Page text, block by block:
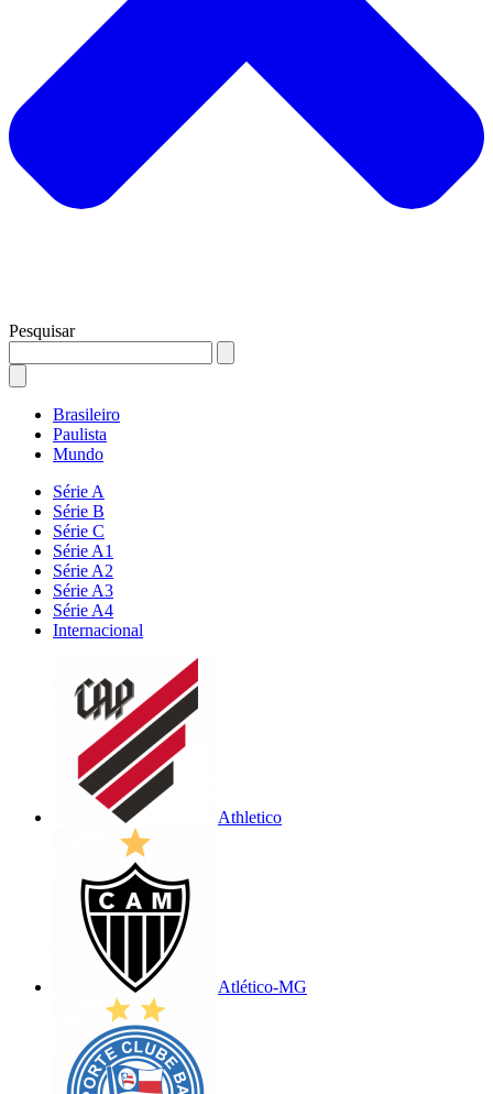
Pesquisar
Brasileiro
Paulista
Mundo
Série A
Série B
Série C
Série A1
Série A2
Série A3
Série A4
Internacional
Athletico
Atlético-MG